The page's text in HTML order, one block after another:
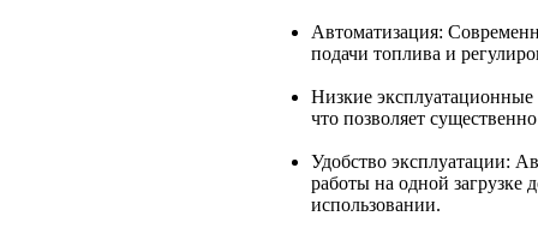
Автоматизация:
подачи топлива и
Низкие
что позволяет
Удобство эксплуатации:
работы на одной загрузке
использовании.